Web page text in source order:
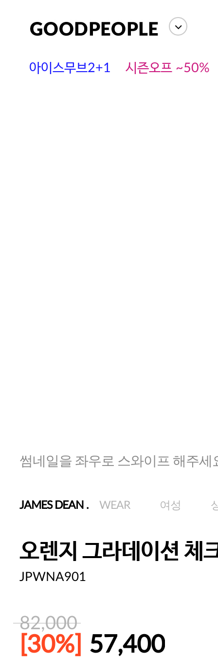
아이스무브2+1 시즌오프 ~50%
썸네일을 좌우로 스와이프 해주세
JAMES DEAN . WEAR 여성
오렌지 그라데이션 체
JPWNA901
82,000
[30%] 57,400